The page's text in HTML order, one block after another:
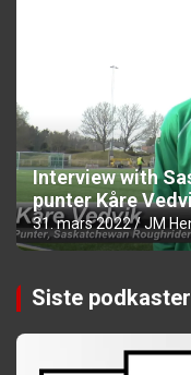
Interview with
punter Kåre
31. mars 2022 JM
Siste podkaster